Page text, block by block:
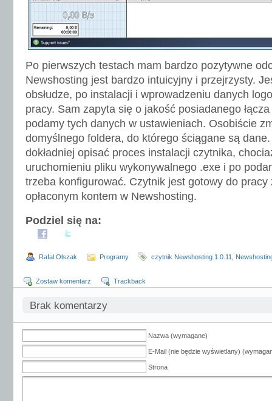
Po pierwszych testach mam bardzo pozytywne
Newshosting jest bardzo intuicyjny i przejrzysty.
obsłudze, po instalacji i wprowadzeniu danych
pracy. Sam zapyta się o jakość posiadanego
podamy tych danych w ustawieniach. Osobiście
domyślnego foldera, do którego ściągane są
dokładniej opisać proces instalacji czytnika,
uruchomieniu pliku wykonywalnego .exe i po
trzeba konfigurować. Czytnik jest gotowy do pracy
opłaconym kontem w Newshosting.
Podziel się na:
Rafal Olszak Programy czytnik Newshosting 1.0.11
Zostaw komentarz Trackback
Brak komentarzy
Nazwa (wymagane)
E-Mail (nie będzie wyświetlany)
Strona